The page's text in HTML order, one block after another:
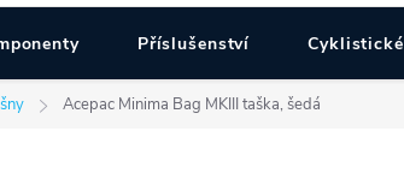
Příslušenství
Acepac Minima Bag MKIII taška, šedá